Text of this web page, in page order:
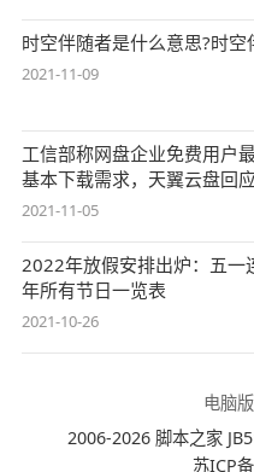
时空伴随者是什么意思?时空
2021-11-09
工信部称网盘企业免费用户
基本下载需求，天翼云盘回
始终
2021-11-05
2022年放假安排出炉：五一
年所有节日一览表
2021-10-26
电脑版
2006-2026 脚本之家
苏ICP